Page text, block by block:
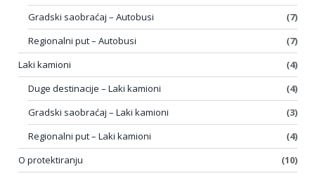
Gradski saobraćaj – Autobusi
(7)
Regionalni put – Autobusi
(7)
Laki kamioni
(4)
Duge destinacije – Laki kamioni
(4)
Gradski saobraćaj – Laki kamioni
(3)
Regionalni put – Laki kamioni
(4)
O protektiranju
(10)